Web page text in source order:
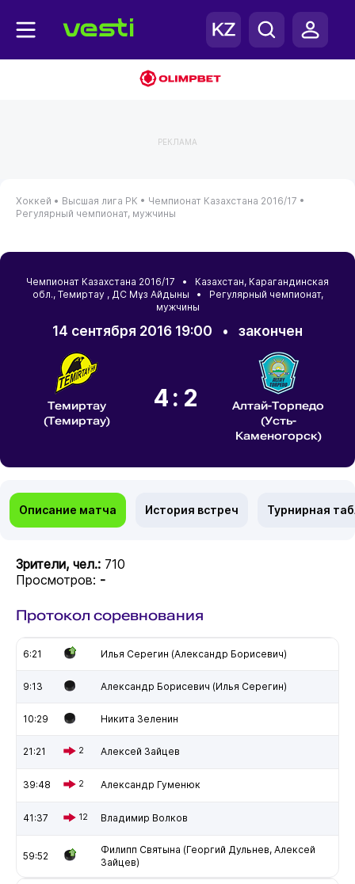
РЕКЛАМА
Хоккей • Высшая лига РК • Чемпионат Казахстана 2016/17 •
Регулярный чемпионат, мужчины
Чемпионат Казахстана 2016/17 • Казахстан, Карагандинская
обл., Темиртау, ДС Мұз Айдыны • Регулярный чемпионат,
мужчины
14 сентября 2016 19:00 • закончен
Темиртау
(Темиртау)
4:2
Алтай-Торпедо
(Усть-
Каменогорск)
Описание матча История встреч Турнирная
Зрители, чел.: 710
Просмотров: -
Протокол соревнования
6:21 Илья Серегин (Александр Борисевич)
9:13 Александр Борисевич (Илья Серегин)
10:29 Никита Зеленин
21:21 2 Алексей Зайцев
39:48 2 Александр Гуменюк
41:37 12 Владимир Волков
59:52
Филипп Святына (Георгий Дульнев, Алексей
Зайцев)